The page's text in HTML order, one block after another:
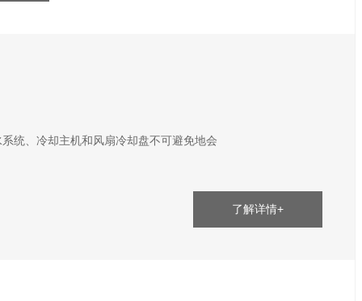
统、冷却主机和风扇冷却盘不可避免地会
了解详情+